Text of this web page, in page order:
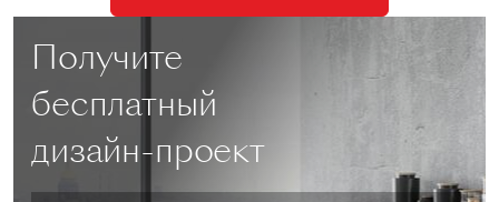
Получите
бесплатный
дизайн-проект